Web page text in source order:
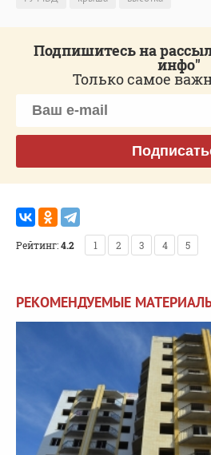
Подпишитесь на
инфо"
Только самое
Рейтинг:4.2 1 2 3 4 5
РЕКОМЕНДУЕМЫЕ